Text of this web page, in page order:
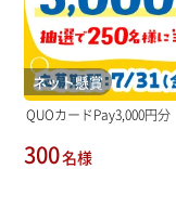
ネット懸賞
QUOカードPay3,000円分
300名様